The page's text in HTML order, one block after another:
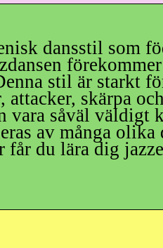
dansstil som
stil är starkt
attacker, skärpa
vara såväl väldigt
av många
får du lära dig